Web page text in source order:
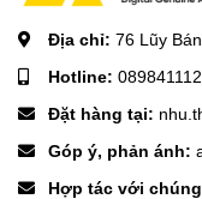
Loa: φ57
Dung lượng thẻ
Địa chỉ: 76 Lũy
Hotline:
Đặt hàng tại:
Góp ý, phản ánh:
Hợp tác với